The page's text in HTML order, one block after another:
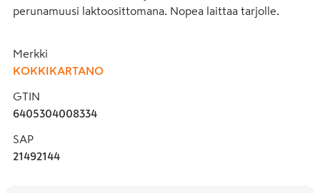
perunamuusi laktoosittomana. Nopea laittaa tarjolle.
Merkki
KOKKIKARTANO
GTIN
6405304008334
SAP
21492144